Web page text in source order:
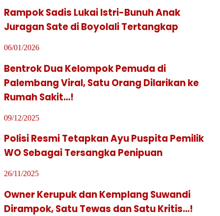
Rampok Sadis Lukai Istri-Bunuh Anak
Juragan Sate di Boyolali Tertangkap
06/01/2026
Bentrok Dua Kelompok Pemuda di
Palembang Viral, Satu Orang Dilarikan ke
Rumah Sakit…!
09/12/2025
Polisi Resmi Tetapkan Ayu Puspita Pemilik
WO Sebagai Tersangka Penipuan
26/11/2025
Owner Kerupuk dan Kemplang Suwandi
Dirampok, Satu Tewas dan Satu Kritis…!